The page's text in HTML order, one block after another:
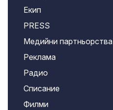
Екип
PRESS
Медийни партньорства
Реклама
Радио
Списание
Филми